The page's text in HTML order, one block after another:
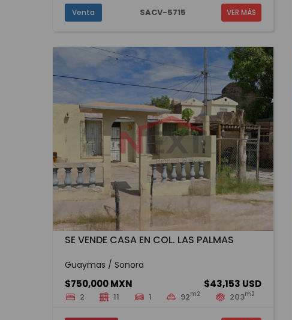
Venta SACV-5715 VER MÁS
SE VENDE CASA EN COL. LAS PALMAS
Guaymas / Sonora
$750,000 MXN $43,153 USD
2 11 1 92m2 203m2